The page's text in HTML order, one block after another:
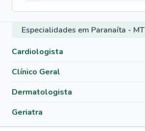
Especialidades em Paranaíta - MT
Cardiologista
Clínico Geral
Dermatologista
Geriatra